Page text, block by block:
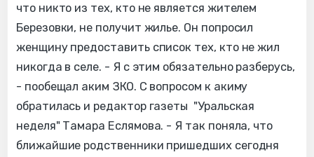
что никто из тех, кто не является жителем
Березовки, не получит жилье. Он попросил
женщину предоставить список тех, кто не жил
никогда в селе. - Я с этим обязательно разберусь,
- пообещал аким ЗКО. С вопросом к акиму
обратилась и редактор газеты "Уральская
неделя" Тамара Еслямова. - Я так поняла, что
ближайшие родственники пришедших сегодня